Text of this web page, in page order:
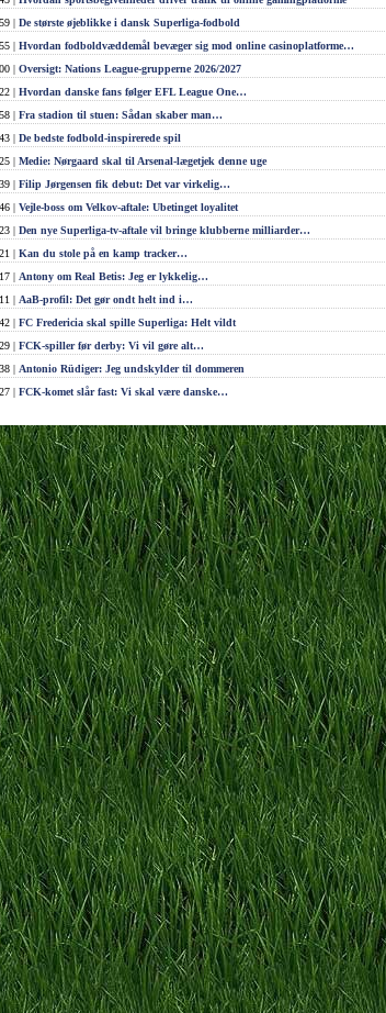
| De største øjeblikke i dansk Superliga-fodbold
| Hvordan fodboldvæddemål bevæger sig mod online casinoplatforme…
| Oversigt: Nations League-grupperne 2026/2027
| Hvordan danske fans følger EFL League One…
| Fra stadion til stuen: Sådan skaber man…
| De bedste fodbold-inspirerede spil
| Medie: Nørgaard skal til Arsenal-lægetjek denne uge
| Filip Jørgensen fik debut: Det var virkelig…
| Vejle-boss om Velkov-aftale: Ubetinget loyalitet
| Den nye Superliga-tv-aftale vil bringe klubberne milliarder…
| Kan du stole på en kamp tracker…
| Antony om Real Betis: Jeg er lykkelig…
| AaB-profil: Det gør ondt helt ind i…
| FC Fredericia skal spille Superliga: Helt vildt
| FCK-spiller før derby: Vi vil gøre alt…
| Antonio Rüdiger: Jeg undskylder til dommeren
| FCK-komet slår fast: Vi skal være danske…